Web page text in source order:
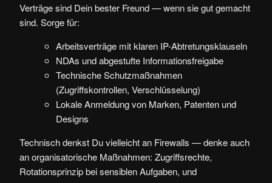
Verträge sind Dein bester Freund — wenn sie gut gemacht
sind. Sorge für:
Arbeitsverträge mit klaren IP-Abtretungsklauseln
NDAs und abgestufte Informationsfreigabe
Technische Schutzmaßnahmen
(Zugriffskontrollen, Verschlüsselung)
Lokale Anmeldung von Marken, Patenten und
Designs
Technisch denkst Du vielleicht an Firewalls — denke auch
an organisatorische Maßnahmen: Zugriffsrechte,
Rotationsprinzip bei sensiblen Aufgaben, und